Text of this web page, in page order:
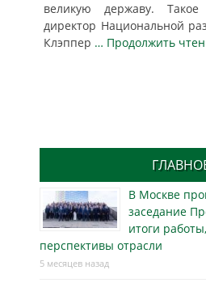
великую державу.
директор Национальной
Клэппер … Продолжить
В Москве
заседание
итоги
перспективы отрасли
5 месяцев назад